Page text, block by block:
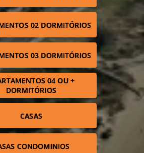
02 DORMITÓRIOS
03 DORMITÓRIOS
04 OU +
DORMITÓRIOS
CASAS
CONDOMINIOS